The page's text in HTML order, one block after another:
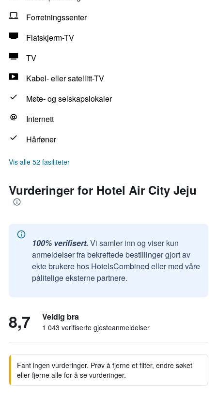
Forretningssenter
Flatskjerm-TV
TV
Kabel- eller satellitt-TV
Møte- og selskapslokaler
Internett
Hårføner
Vis alle 52 fasiliteter
Vurderinger for Hotel Air City Jeju
100% verifisert. Vi samler inn og viser kun
anmeldelser fra bekreftede bestillinger gjort av
ekte brukere hos HotelsCombined eller med våre
pålitelige eksterne partnere.
8,7 Veldig bra
1 043 verifiserte gjesteanmeldelser
Fant ingen vurderinger. Prøv å fjerne et filter, endre søket
eller fjerne alle for å se vurderinger.